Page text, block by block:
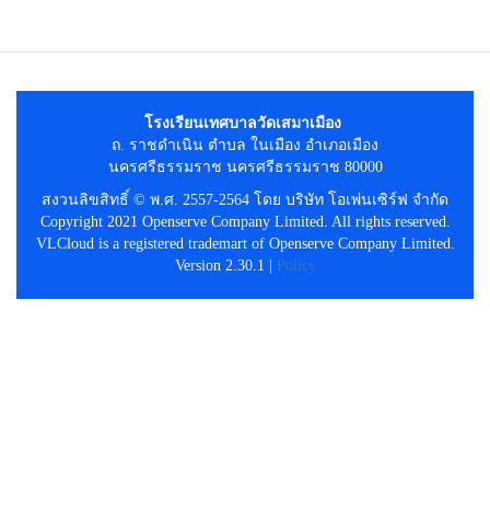
โรงเรียนเทศบาลวัดเสมาเมือง
ถ. ราชดำเนิน ตำบล ในเมือง อำเภอเมือง
นครศรีธรรมราช นครศรีธรรมราช 80000
สงวนลิขสิทธิ์ © พ.ศ. 2557-2564 โดย บริษัท โอเพ่นเซิร์ฟ จำกัด
Copyright 2021 Openserve Company Limited. All rights reserved.
VLCloud is a registered trademart of Openserve Company Limited.
Version 2.30.1 |
Policy